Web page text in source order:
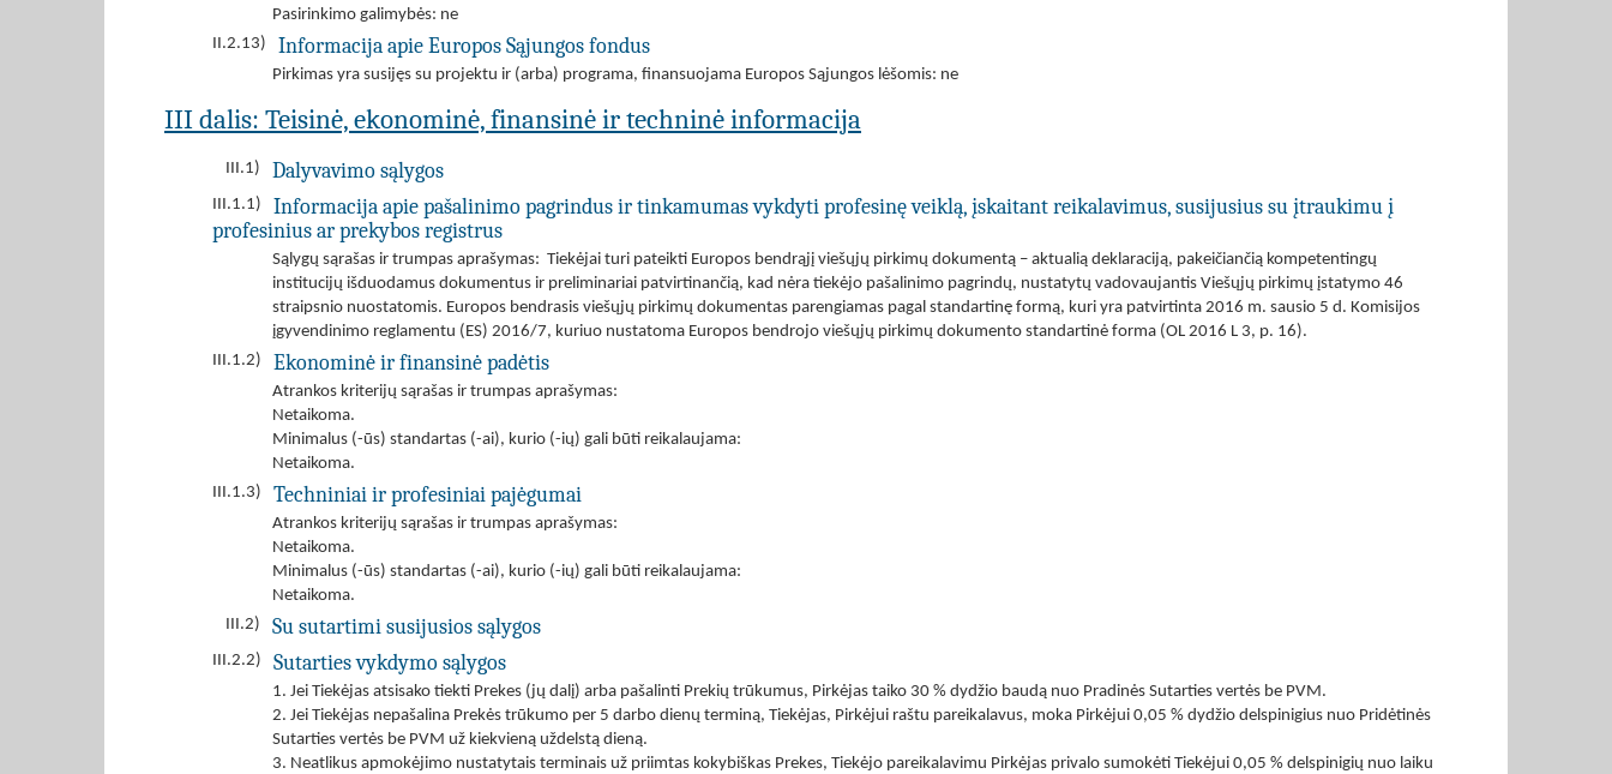
Pasirinkimo galimybės: ne
II.2.13)
Informacija apie Europos Sąjungos fondus
Pirkimas yra susijęs su projektu ir (arba) programa, finansuojama Europos Sąjungos lėšomis: ne
III dalis: Teisinė, ekonominė, finansinė ir techninė informacija
III.1) Dalyvavimo sąlygos
III.1.1)
Informacija apie pašalinimo pagrindus ir tinkamumas vykdyti profesinę veiklą, įskaitant reikalavimus, susijusius su įtraukimu į
profesinius ar prekybos registrus
Sąlygų sąrašas ir trumpas aprašymas: Tiekėjai turi pateikti Europos bendrąjį viešųjų pirkimų dokumentą – aktualią deklaraciją, pakeičiančią kompetentingų
institucijų išduodamus dokumentus ir preliminariai patvirtinančią, kad nėra tiekėjo pašalinimo pagrindų, nustatytų vadovaujantis Viešųjų pirkimų įstatymo 46
straipsnio nuostatomis. Europos bendrasis viešųjų pirkimų dokumentas parengiamas pagal standartinę formą, kuri yra patvirtinta 2016 m. sausio 5 d. Komisijos
įgyvendinimo reglamentu (ES) 2016/7, kuriuo nustatoma Europos bendrojo viešųjų pirkimų dokumento standartinė forma (OL 2016 L 3, p. 16).
III.1.2)
Ekonominė ir finansinė padėtis
Atrankos kriterijų sąrašas ir trumpas aprašymas:
Netaikoma.
Minimalus (-ūs) standartas (-ai), kurio (-ių) gali būti reikalaujama:
Netaikoma.
III.1.3)
Techniniai ir profesiniai pajėgumai
Atrankos kriterijų sąrašas ir trumpas aprašymas:
Netaikoma.
Minimalus (-ūs) standartas (-ai), kurio (-ių) gali būti reikalaujama:
Netaikoma.
III.2)
Su sutartimi susijusios sąlygos
III.2.2) Sutarties vykdymo sąlygos
1. Jei Tiekėjas atsisako tiekti Prekes (jų dalį) arba pašalinti Prekių trūkumus, Pirkėjas taiko 30 % dydžio baudą nuo Pradinės Sutarties vertės be PVM.
2. Jei Tiekėjas nepašalina Prekės trūkumo per 5 darbo dienų terminą, Tiekėjas, Pirkėjui raštu pareikalavus, moka Pirkėjui 0,05 % dydžio delspinigius nuo Pridėtinės
Sutarties vertės be PVM už kiekvieną uždelstą dieną.
3. Neatlikus apmokėjimo nustatytais terminais už priimtas kokybiškas Prekes, Tiekėjo pareikalavimu Pirkėjas privalo sumokėti Tiekėjui 0,05 % delspinigių nuo laiku